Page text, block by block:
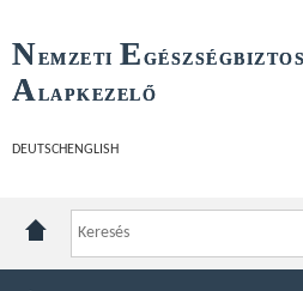
NEMZETI E
ALAPKEZELŐ
DEUTSCH ENGLISH